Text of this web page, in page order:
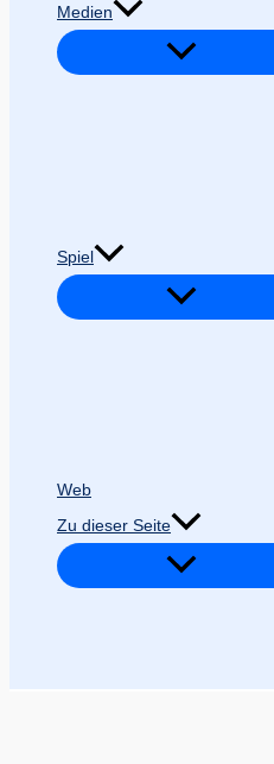
Medien
Spiel
Web
Zu dieser Seite